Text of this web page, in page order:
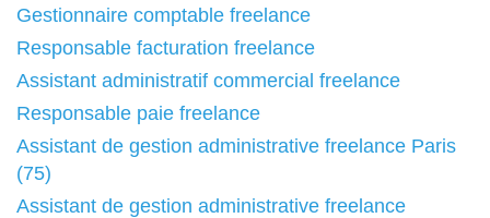
Gestionnaire comptable freelance
Responsable facturation freelance
Assistant administratif commercial freelance
Responsable paie freelance
Assistant de gestion administrative freelance Paris
(75)
Assistant de gestion administrative freelance